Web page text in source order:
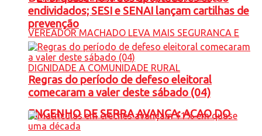
ENGENHO DE SERRA AVANÇA: ACAO DO
endividados; SESI e SENAI lançam cartilhas de
prevenção
Regras do período de defeso eleitoral
comecaram a valer deste sábado (04)